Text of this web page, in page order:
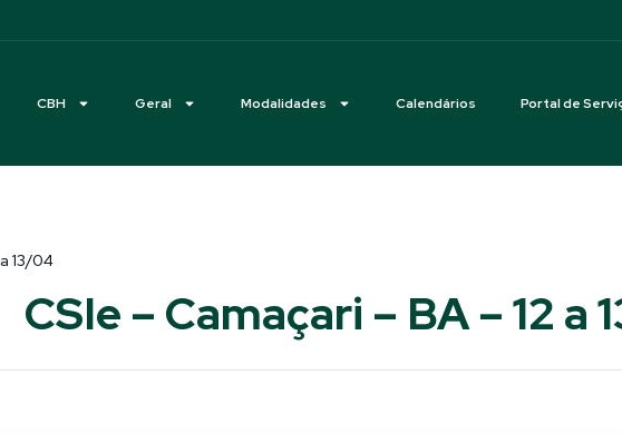
CBH Geral Modalidades Calendários Portal de
a 13/04
CSIe – Camaçari – BA – 12 a